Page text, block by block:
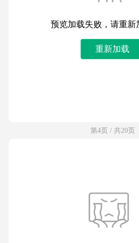
预览加载失败，请重新
重新加载
第4页 / 共20页